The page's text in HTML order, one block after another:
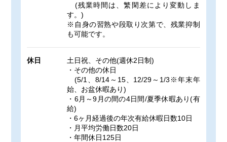
(残業時間は、繁閑差により変動しま
す。)
※自身の習熟や段取り次第で、残業抑制
も可能です。
休日
土日祝、その他(週休2日制)
・その他の休日
(5/1、8/14～15、12/29～1/3※年末年
始、お盆休暇あり)
・6月～9月の間の4日間/夏季休暇あり(有
給)
・6ヶ月経過後の年次有給休暇日数10日
・月平均労働日数20日
・年間休日125日